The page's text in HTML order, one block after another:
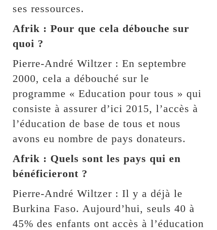
ses ressources.
Afrik : Pour que cela débouche sur
quoi ?
Pierre-André Wiltzer : En septembre
2000, cela a débouché sur le
programme « Education pour tous » qui
consiste à assurer d’ici 2015, l’accès à
l’éducation de base de tous et nous
avons eu nombre de pays donateurs.
Afrik : Quels sont les pays qui en
bénéficieront ?
Pierre-André Wiltzer : Il y a déjà le
Burkina Faso. Aujourd’hui, seuls 40 à
45% des enfants ont accès à l’éducation